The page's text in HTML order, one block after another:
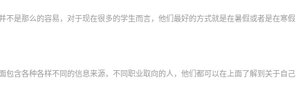
是那么的容易，对于现在很多的学生而言，他们最好的方式就是在暑假或者是在寒假
含各种各样不同的信息来源，不同职业取向的人，他们都可以在上面了解到关于自己